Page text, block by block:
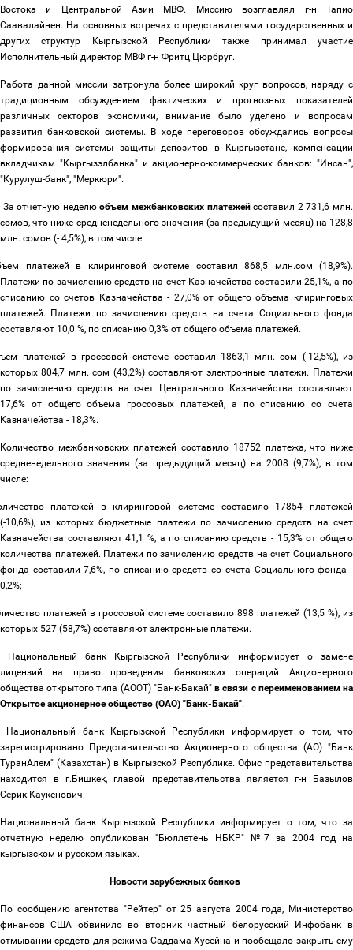
Востока и Центральной Азии МВФ. Миссию возглавлял г-н Тапио
Саавалайнен. На основных встречах с представителями государственных и
других структур Кыргызской Республики также принимал участие
Исполнительный директор МВФ г-н Фритц Цюрбруг.
Работа данной миссии затронула более широкий круг вопросов, наряду с
традиционным обсуждением фактических и прогнозных показателей
различных секторов экономики, внимание было уделено и вопросам
развития банковской системы. В ходе переговоров обсуждались вопросы
формирования системы защиты депозитов в Кыргызстане, компенсации
вкладчикам "Кыргызэлбанка" и акционерно-коммерческих банков: "Инсан",
"Курулуш-банк", "Меркюри".
За отчетную неделюобъем межбанковских платежейсоставил 2 731,6 млн.
сомов, что ниже средненедельного значения (за предыдущий месяц) на 128,8
млн. сомов (- 4,5%), в том числе:
платежей в клиринговой системе составил 868,5 млн.сом (18,9%).
Платежи по зачислению средств на счет Казначейства составили 25,1%, а по
списанию со счетов Казначейства - 27,0% от общего объема клиринговых
платежей. Платежи по зачислению средств на счета Социального фонда
составляют 10,0 %, по списанию 0,3% от общего объема платежей.
платежей в гроссовой системе составил 1863,1 млн. сом (-12,5%), из
которых 804,7 млн. сом (43,2%) составляют электронные платежи. Платежи
по зачислению средств на счет Центрального Казначейства составляют
17,6% от общего объема гроссовых платежей, а по списанию со счета
Казначейства - 18,3%.
Количество межбанковских платежей составило 18752 платежа, что ниже
средненедельного значения (за предыдущий месяц) на 2008 (9,7%), в том
числе:
платежей в клиринговой системе составило 17854 платежей
(-10,6%), из которых бюджетные платежи по зачислению средств на счет
Казначейства составляют 41,1 %, а по списанию средств - 15,3% от общего
количества платежей. Платежи по зачислению средств на счет Социального
фонда составили 7,6%, по списанию средств со счета Социального фонда -
0,2%;
платежей в гроссовой системе составило 898 платежей (13,5 %), из
которых 527 (58,7%) составляют электронные платежи.
Национальный банк Кыргызской Республики информирует о замене
лицензий на право проведения банковских операций Акционерного
общества открытого типа (АООТ) "Банк-Бакай"в связи с переименованием на
Открытое акционерное общество (ОАО) "Банк-Бакай".
Национальный банк Кыргызской Республики информирует о том, что
зарегистрировано Представительство Акционерного общества (АО) "Банк
ТуранАлем" (Казахстан) в Кыргызской Республике. Офис представительства
находится в г.Бишкек, главой представительства является г-н Базылов
Серик Каукенович.
Национальный банк Кыргызской Республики информирует о том, что за
отчетную неделю опубликован "Бюллетень НБКР" №7 за 2004 год на
кыргызском и русском языках.
Новости зарубежных банков
По сообщению агентства "Рейтер" от 25 августа 2004 года, Министерство
финансов США обвинило во вторник частный белорусский Инфобанк в
отмывании средств для режима Саддама Хусейна и пообещало закрыть ему